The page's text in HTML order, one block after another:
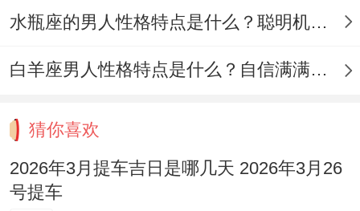
水瓶座的男人性格特点是什么？聪明机智理性冷静
白羊座男人性格特点是什么？自信满满但缺乏耐心
猜你喜欢
2026年3月提车吉日是哪几天 2026年3月26
号提车